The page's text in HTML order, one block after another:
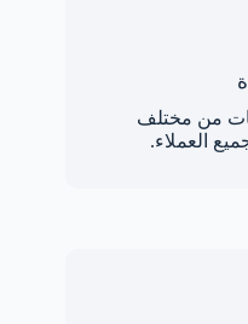
من مختلف
العملاء.